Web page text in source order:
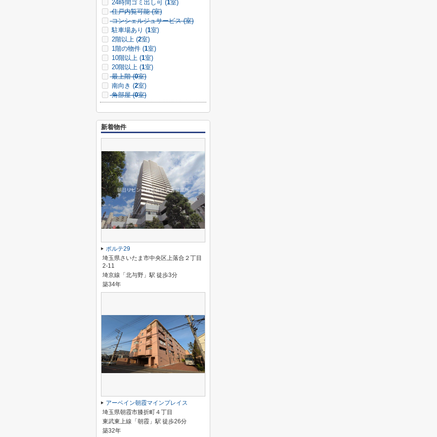
24時間ゴミ出し可 (1室)
住戸内覧可能 (室)
コンシェルジュサービス (室)
駐車場あり (1室)
2階以上 (2室)
1階の物件 (1室)
10階以上 (1室)
20階以上 (1室)
最上階 (0室)
南向き (2室)
角部屋 (0室)
新着物件
ポルテ29
埼玉県さいたま市中央区上落合２丁目
2-11
埼京線「北与野」駅 徒歩3分
築34年
アーベイン朝霞マインプレイス
埼玉県朝霞市膝折町４丁目
東武東上線「朝霞」駅 徒歩26分
築32年